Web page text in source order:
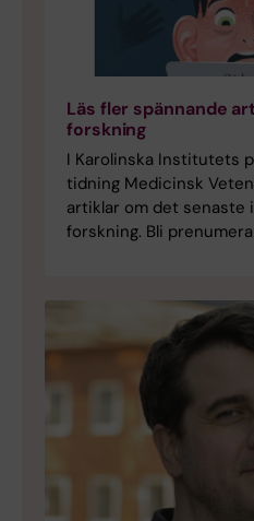
Läs fler spännande
forskning
I Karolinska Institutets
tidning Medicinsk
artiklar om det senaste
forskning. Bli